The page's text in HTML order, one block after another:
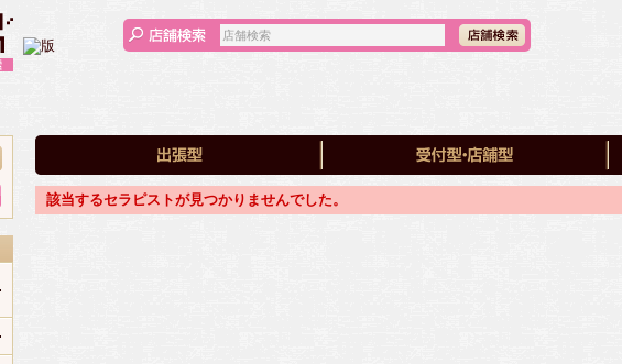
該当するセラピストが見つかりませんでした。